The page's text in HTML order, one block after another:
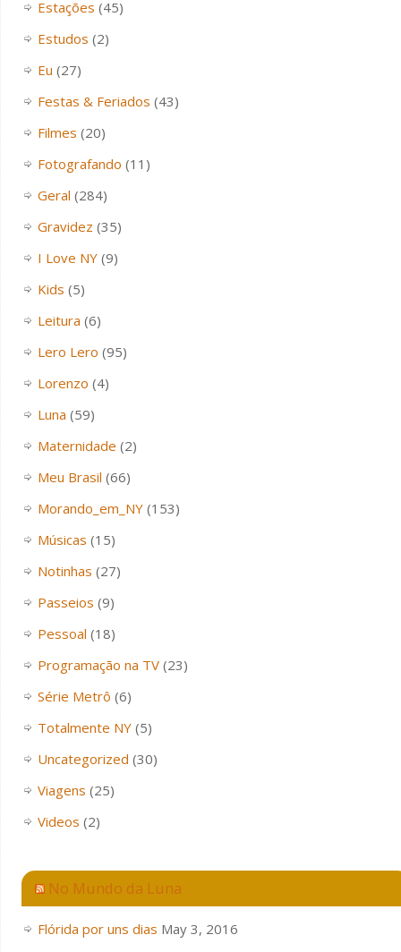
Estações (45)
Estudos (2)
Eu (27)
Festas & Feriados (43)
Filmes (20)
Fotografando (11)
Geral (284)
Gravidez (35)
I Love NY(9)
Kids (5)
Leitura (6)
Lero Lero (95)
Lorenzo (4)
Luna (59)
Maternidade (2)
Meu Brasil (66)
Morando_em_NY(153)
Músicas (15)
Notinhas (27)
Passeios (9)
Pessoal (18)
Programação na TV(23)
Série Metrô (6)
Totalmente NY(5)
Uncategorized (30)
Viagens (25)
Videos (2)
No Mundo da Luna
Flórida por uns dias May 3, 2016